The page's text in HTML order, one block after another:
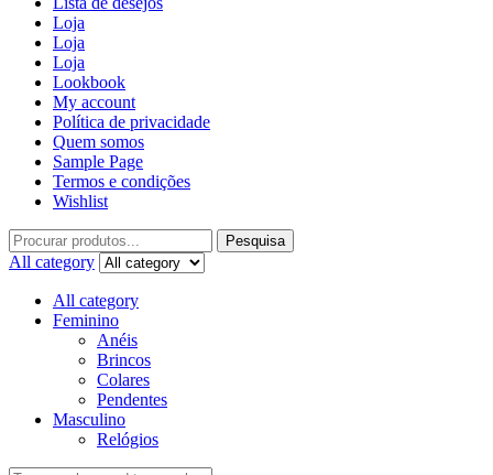
Loja
Loja
Loja
Lookbook
My account
Política de privacidade
Quem somos
Sample Page
Termos e condições
Wishlist
Pesquisa
All category
All category
Feminino
Anéis
Brincos
Colares
Pendentes
Masculino
Relógios